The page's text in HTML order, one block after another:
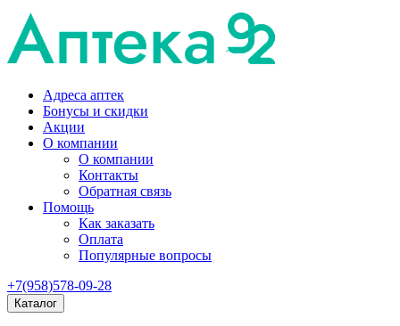
Адреса аптек
Бонусы и скидки
Акции
О компании
О компании
Контакты
Обратная связь
Помощь
Как заказать
Оплата
Популярные вопросы
+7(958)578-09-28
Каталог